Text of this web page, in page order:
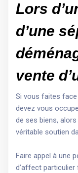
Lors
d’une
vente
Si vous faites face
devez vous
de ses biens,
véritable soutien
Faire appel à une
d’affect